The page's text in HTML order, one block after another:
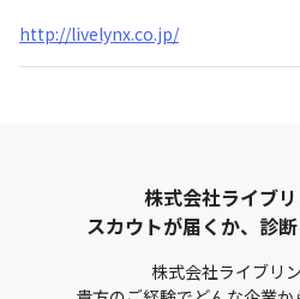
http://livelynx.co.jp/
株式会社ライブ
スカウトが届くか、診
株式会社ライブリ